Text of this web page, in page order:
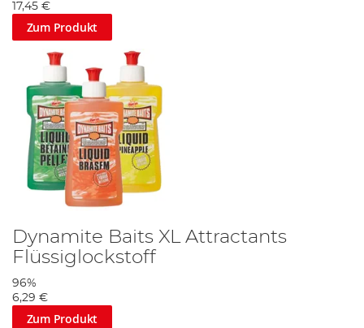
17,45 €
Zum Produkt
Dynamite Baits XL Attractants
Flüssiglockstoff
96%
6,29 €
Zum Produkt